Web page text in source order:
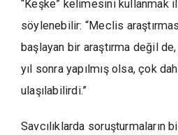
“Keşke” kelimesini kullanmak
söylenebilir: “Meclis
başlayan bir araştırma değil
yıl sonra yapılmış olsa, çok
ulaşılabilirdi.”
Savcılıklarda soruşturmaların